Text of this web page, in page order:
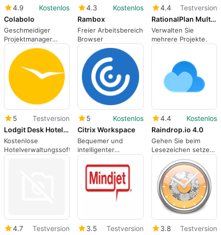
4.9
Kostenlos
Colabolo
Geschmeidiger
Projektmanager
basierend auf Adobe
4.3
Kostenlos
Rambox
Freier Arbeitsbereich
Browser
4.4
Testversion
RationalPlan Multi Project
Verwalten Sie
mehrere Projekte.
5
Testversion
Lodgit Desk Hotel Software
Kostenlose
Hotelverwaltungssoftware
5
Kostenlos
Citrix Workspace
Bequemer und
intelligenter
Arbeitsbereich
4.4
Kostenlos
Raindrop.io 4.0
Gehen Sie beim
Lesezeichen setzen
keine Kompromisse
4.7
Testversion
3.5
Testversion
3.8
Testversion